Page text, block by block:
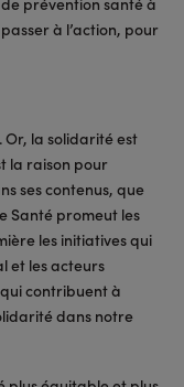
à l’action, pour
la solidarité est
la raison pour
ses contenus, que
Santé promeut les
les initiatives qui
et les acteurs
contribuent à
dans notre